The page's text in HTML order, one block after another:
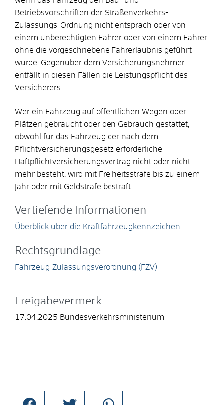
Betriebsvorschriften der Straßenverkehrs-
Zulassungs-Ordnung nicht entsprach oder von
einem unberechtigten Fahrer oder von einem Fahrer
ohne die vorgeschriebene Fahrerlaubnis geführt
wurde. Gegenüber dem Versicherungsnehmer
entfällt in diesen Fällen die Leistungspflicht des
Versicherers.
Wer ein Fahrzeug auf öffentlichen Wegen oder
Plätzen gebraucht oder den Gebrauch gestattet,
obwohl für das Fahrzeug der nach dem
Pflichtversicherungsgesetz erforderliche
Haftpflichtversicherungsvertrag nicht oder nicht
mehr besteht, wird mit Freiheitsstrafe bis zu einem
Jahr oder mit Geldstrafe bestraft.
Vertiefende Informationen
Überblick über die Kraftfahrzeugkennzeichen
Rechtsgrundlage
Fahrzeug-Zulassungsverordnung (FZV)
Freigabevermerk
17.04.2025 Bundesverkehrsministerium